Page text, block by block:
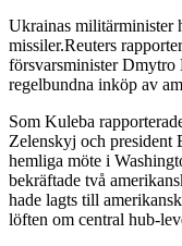
Ukrainas militärminister
missiler.Reuters
försvarsminister Dmytro
regelbundna inköp av
Som Kuleba
Zelenskyj och president
hemliga möte i
bekräftade två
hade lagts till
löften om central hub-